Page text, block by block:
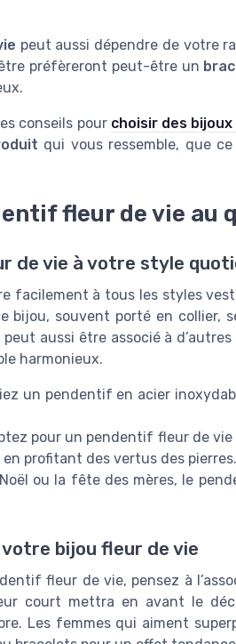
peut aussi dépendre de votre
préfèreront peut-être un
conseils pour choisir des
qui vous ressemble, que
fleur de vie au
de vie à votre style
facilement à tous les styles
bijou, souvent porté en collier,
aussi être associé à
harmonieux.
un pendentif en acier
pour un pendentif fleur de
profitant des vertus des pierres.
ou la fête des mères, le
bijou fleur de vie
fleur de vie, pensez à
court mettra en avant le
Les femmes qui aiment